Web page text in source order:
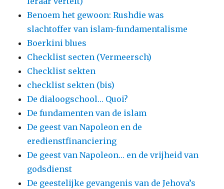
Benoem het gewoon: Rushdie was
slachtoffer van islam-fundamentalisme
Boerkini blues
Checklist secten (Vermeersch)
Checklist sekten
checklist sekten (bis)
De dialoogschool… Quoi?
De fundamenten van de islam
De geest van Napoleon en de
eredienstfinanciering
De geest van Napoleon… en de vrijheid van
godsdienst
De geestelijke gevangenis van de Jehova’s